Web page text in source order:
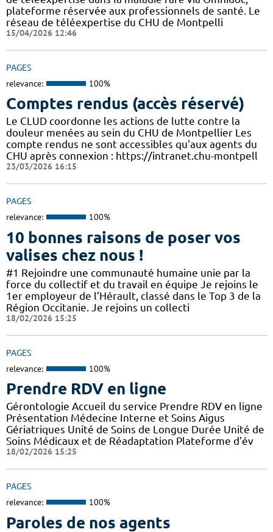
plateforme réservée aux professionnels de santé. Le
réseau de téléexpertise du CHU de Montpelli
15/04/2026 12:46
PAGES
relevance: 100%
Comptes rendus (accès réservé)
Le CLUD coordonne les actions de lutte contre la
douleur menées au sein du CHU de Montpellier Les
compte rendus ne sont accessibles qu'aux agents du
CHU après connexion : https://intranet.chu-montpell
23/03/2026 16:15
PAGES
relevance: 100%
10 bonnes raisons de poser vos
valises chez nous !
#1 Rejoindre une communauté humaine unie par la
force du collectif et du travail en équipe Je rejoins le
1er employeur de l’Hérault, classé dans le Top 3 de la
Région Occitanie. Je rejoins un collecti
18/02/2026 15:25
PAGES
relevance: 100%
Prendre RDV en ligne
Gérontologie Accueil du service Prendre RDV en ligne
Présentation Médecine Interne et Soins Aigus
Gériatriques Unité de Soins de Longue Durée Unité de
Soins Médicaux et de Réadaptation Plateforme d’év
18/02/2026 15:25
PAGES
relevance: 100%
Paroles de nos agents